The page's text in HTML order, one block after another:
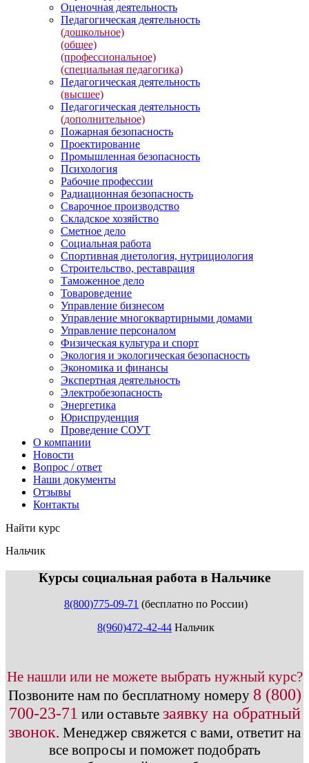
Оценочная деятельность
Педагогическая деятельность
(дошкольное)
(общее)
(профессиональное)
(специальная педагогика)
Педагогическая деятельность
(высшее)
Педагогическая деятельность
(дополнительное)
Пожарная безопасность
Проектирование
Промышленная безопасность
Психология
Рабочие профессии
Радиационная безопасность
Сварочное производство
Складское хозяйство
Сметное дело
Социальная работа
Спортивная диетология, нутрициология
Строительство, реставрация
Таможенное дело
Товароведение
Управление бизнесом
Управление многоквартирными домами
Управление персоналом
Физическая культура и спорт
Экология и экологическая безопасность
Экономика и финансы
Экспертная деятельность
Электробезопасность
Энергетика
Юриспруденция
Проведение СОУТ
О компании
Новости
Вопрос / ответ
Наши документы
Отзывы
Контакты
Найти курс
Нальчик
Курсы социальная работа в Нальчике
8(800)775-09-71 (бесплатно по России)
8(960)472-42-44 Нальчик
Не нашли или не можете выбрать нужный курс?
Позвоните нам по бесплатному номеру 8 (800)
700-23-71 или оставьте заявку на обратный
звонок. Менеджер свяжется с вами, ответит на
все вопросы и поможет подобрать